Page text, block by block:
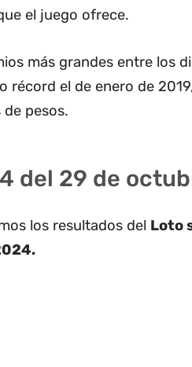
el juego ofrece.
más grandes entre los
récord el de enero de
pesos.
del 29 de
los resultados del Loto